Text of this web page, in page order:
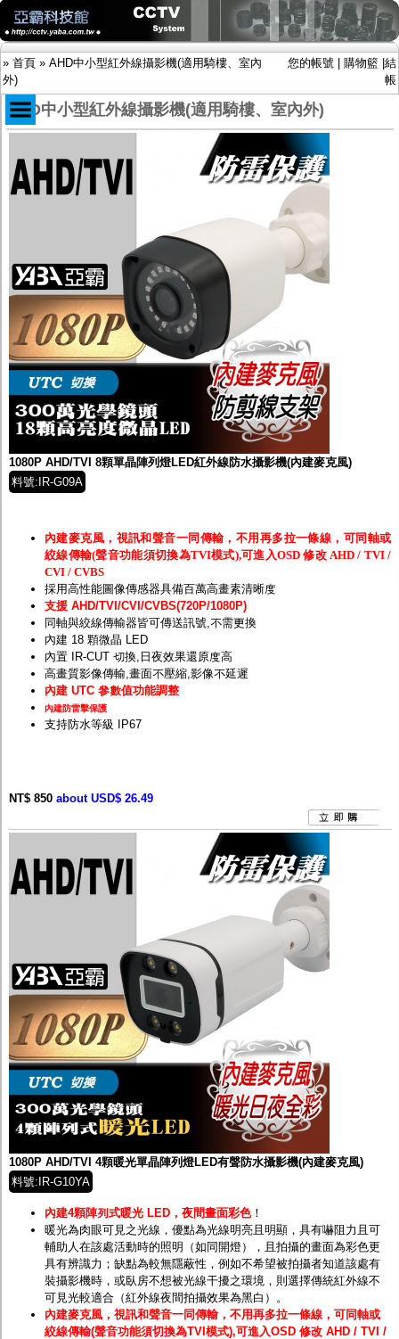
» 首頁 » AHD中小型紅外線攝影機(適用騎樓、室內
外)
您的帳號 購物籃 結
帳
限時促銷特惠專案
IP網路攝影機及錄放影機
AHD中小型紅外線攝影機(適用騎樓、室內外)
AHD防護罩型攝影機(適用屋外，紅外線照射
距離遠）
AHD特殊功能型攝影機
旋轉型攝影機.旋轉台
傳統高解析攝影機
鏡頭
投光設備
防護罩及支架
多路攝影機單軸傳輸
監聽器.麥克風
網路設備
視訊轉換設備
雙絞線傳輸器
雜訊改善器
分配放大器
懶人線.同軸線.花線
線頭.插座.延長線.HDMI線
集線盒.防水盒.配線盒
變壓器.避雷器
轉接頭
偽裝嚇阻假監視器. 警示防盜貼紙
行車紀錄器.車用插座配件
電腦工業機殼
客訂商品
AHD中小型紅外線攝影機(適用騎樓、室內外)
1080P AHD/TVI 8顆單晶陣列燈LED紅外線防水攝影機(內建麥克風)
料號:IR-G09A
內建麥克風，視訊和聲音一同傳輸，不用再多拉一條線，可同軸或
絞線傳輸(聲音功能須切換為TVI模式),可進入OSD 修改 AHD / TVI /
CVI / CVBS
採用高性能圖像傳感器具備百萬高畫素清晰度
支援 AHD/TVI/CVI/CVBS(720P/1080P)
同軸與絞線傳輸器皆可傳送訊號,不需更換
內建 18 顆微晶 LED
內置 IR-CUT 切換,日夜效果還原度高
高畫質影像傳輸,畫面不壓縮,影像不延遲
內建 UTC 參數值功能調整
內建防雷擊保護
支持防水等級 IP67
NT$ 850 about USD$ 26.49
1080P AHD/TVI 4顆暖光單晶陣列燈LED有聲防水攝影機(內建麥克風)
料號:IR-G10YA
內建4顆陣列式暖光 LED，夜間畫面彩色！
暖光為肉眼可見之光線， 優點為光線明亮且明顯，具有嚇阻力且可
輔助人在該處活動時的照明（如同開燈），且拍攝的畫面為彩色更
具有辨識力；缺點為較無隱蔽性，例如不希望被拍攝者知道該處有
裝攝影機時，或臥房不想被光線干擾之環境，則選擇傳統紅外線不
可見光較適合（紅外線夜間拍攝效果為黑白）。
內建麥克風，視訊和聲音一同傳輸，不用再多拉一條線，可同軸或
絞線傳輸(聲音功能須切換為TVI模式),可進入OSD 修改 AHD / TVI /